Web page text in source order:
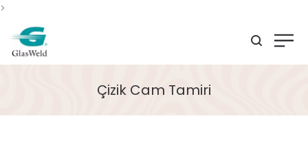
>
Çizik Cam Tamiri